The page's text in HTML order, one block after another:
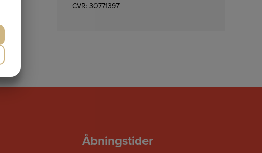
CVR: 30771397
Åbningstider